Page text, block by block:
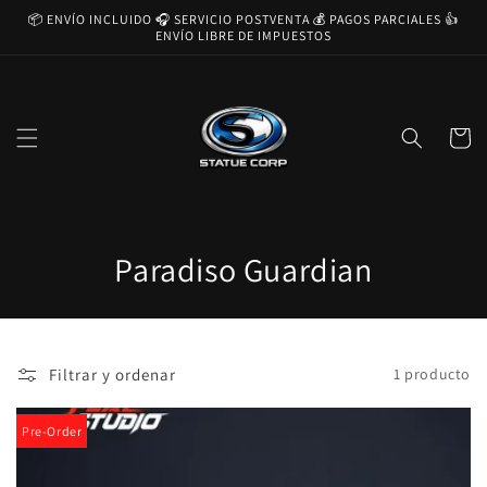
directamente
📦 ENVÍO INCLUIDO 🎧 SERVICIO POSTVENTA 💰 PAGOS PARCIALES 👍
ENVÍO LIBRE DE IMPUESTOS
Carrito
C
o
e
c
Paradiso Guardian
Filtrar y ordenar 1 producto
Pre-Order